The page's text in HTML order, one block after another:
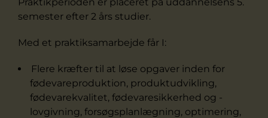
semester efter 2 års studier.
Med et praktiksamarbejde får I:
Flere kræfter til at løse opgaver inden for
fødevareproduktion, produktudvikling,
fødevarekvalitet, fødevaresikkerhed og -
lovgivning, forsøgsplanlægning, optimering,